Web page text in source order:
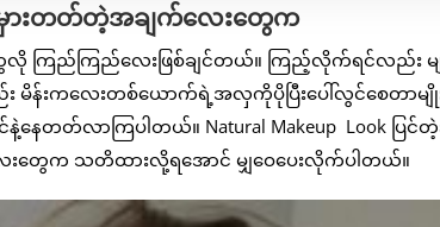
မှားတတ်တဲ့အချက်လေးတွေက
လို ကြည်ကြည်လေးဖြစ်ချင်တယ်။ ကြည့်လိုက်ရင်လည်း
န်းကလေးတစ်ယောက်ရဲ့အလှကိုပိုပြီးပေါ်လွင်စေတာမျို
နဲ့နေတတ်လာကြပါတယ်။ Natural Makeup Look ပြ
တွေက သတိထားလို့ရအောင် မျှဝေပေးလိုက်ပါတယ်။